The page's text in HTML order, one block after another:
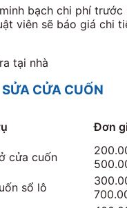
bạch chi phí trước
viên sẽ báo giá chi
tại nhà
CỬA CUỐN
Đơn
cửa cuốn
sổ lô